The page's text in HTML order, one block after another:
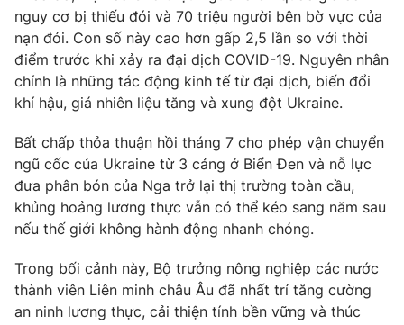
Câu chuyện quốc tế
Thị trường
Góc doanh nghiệp
Dữ liệu và đời sống
Truyền hình
Phim VTV
Hậu trường
Nhân vật
Khán giả
Giải trí
Điện ảnh
Âm nhạc
Sao
Đời sống
Du lịch
Làm đẹp
Chất lượng cuộc sống
Giáo dục
Tuyển sinh
Học trực tuyến
Công nghệ
Hitech Công nghệ tương lai
nguy cơ bị thiếu đói và 70 triệu người bên bờ vực của
nạn đói. Con số này cao hơn gấp 2,5 lần so với thời
điểm trước khi xảy ra đại dịch COVID-19. Nguyên nhân
chính là những tác động kinh tế từ đại dịch, biến đổi
khí hậu, giá nhiên liệu tăng và xung đột Ukraine.
Bất chấp thỏa thuận hồi tháng 7 cho phép vận chuyển
ngũ cốc của Ukraine từ 3 cảng ở Biển Đen và nỗ lực
đưa phân bón của Nga trở lại thị trường toàn cầu,
khủng hoảng lương thực vẫn có thể kéo sang năm sau
nếu thế giới không hành động nhanh chóng.
Trong bối cảnh này, Bộ trưởng nông nghiệp các nước
thành viên Liên minh châu Âu đã nhất trí tăng cường
an ninh lương thực, cải thiện tính bền vững và thúc